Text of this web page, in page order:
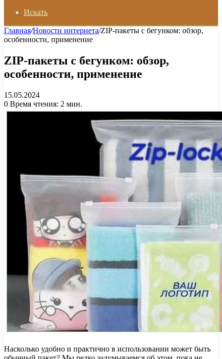
Искать
Главная/Новости интернета/ZIP-пакеты с бегунком: обзор,
особенности, применение
ZIP-пакеты с бегунком: обзор,
особенности, применение
15.05.2024
0 Время чтения: 2 мин.
Насколько удобно и практично в использовании может быть